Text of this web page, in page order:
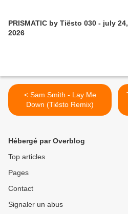
PRISMATIC by Tiësto 030 - july 24,
2026
< Sam Smith - Lay Me
Down (Tiësto Remix)
Hébergé par Overblog
Top articles
Pages
Contact
Signaler un abus